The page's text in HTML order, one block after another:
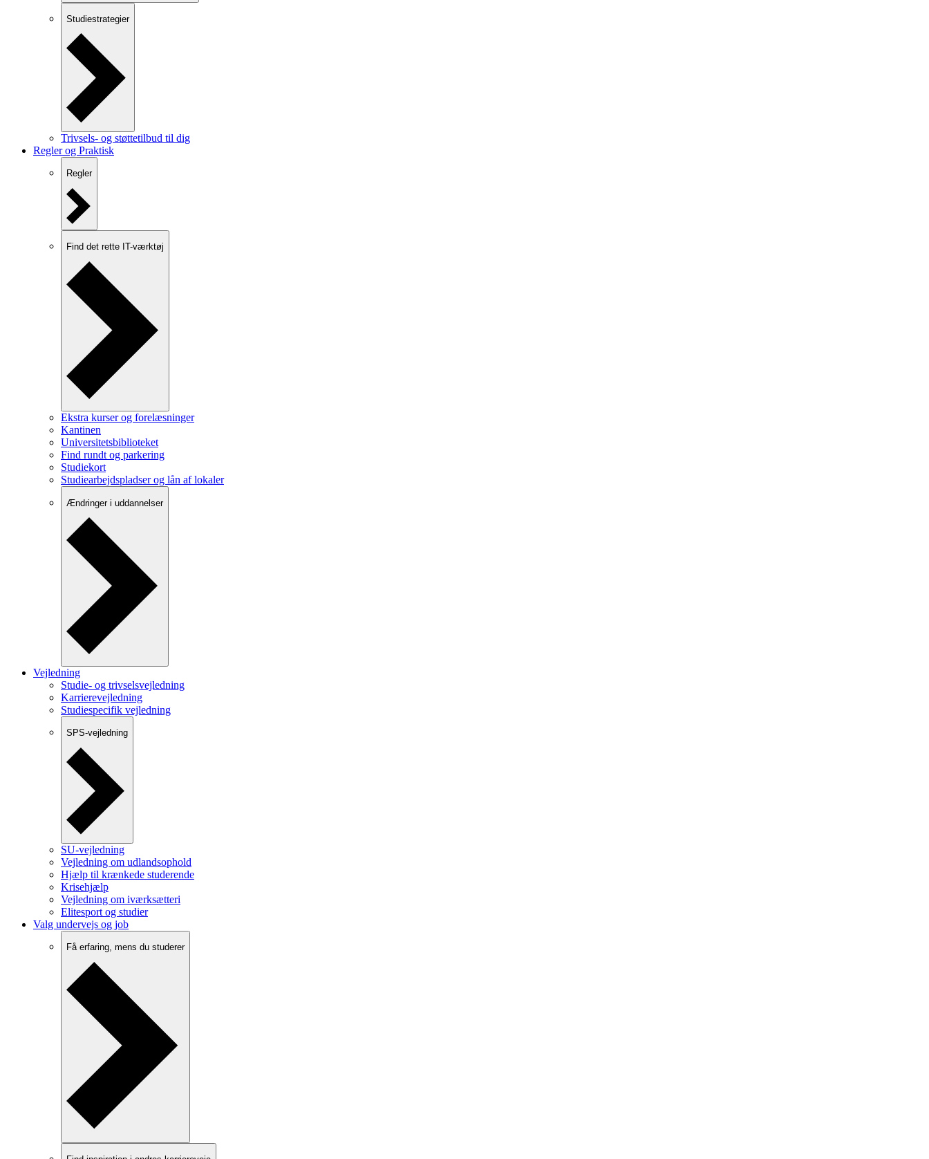
Studiestrategier
Trivsels- og støttetilbud til dig
Regler og Praktisk
Regler
Find det rette IT-værktøj
Ekstra kurser og forelæsninger
Kantinen
Universitetsbiblioteket
Find rundt og parkering
Studiekort
Studiearbejdspladser og lån af lokaler
Ændringer i uddannelser
Vejledning
Studie- og trivselsvejledning
Karrierevejledning
Studiespecifik vejledning
SPS-vejledning
SU-vejledning
Vejledning om udlandsophold
Hjælp til krænkede studerende
Krisehjælp
Vejledning om iværksætteri
Elitesport og studier
Valg undervejs og job
Få erfaring, mens du studerer